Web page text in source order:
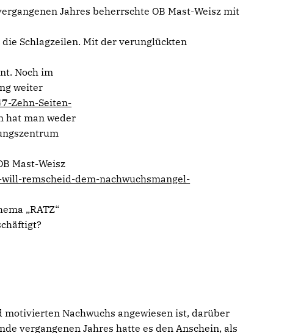
Jahres beherrschte OB Mast-Weisz mit
Schlagzeilen. Mit der verunglückten
Noch im
weiter
Zehn-Seiten-
hat man weder
Mast-Weisz
remscheid-dem-nachwuchsmangel-
„RATZ“
Nachwuchs angewiesen ist, darüber
vergangenen Jahres hatte es den Anschein, als